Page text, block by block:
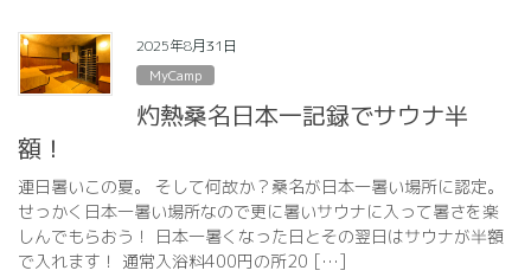
2025年8月31日
MyCamp
灼熱桑名日本一記録でサウナ半
額！
連日暑いこの夏。 そして何故か？桑名が日本一暑い場所に認定。
せっかく日本一暑い場所なので更に暑いサウナに入って暑さを楽
しんでもらおう！ 日本一暑くなった日とその翌日はサウナが半額
で入れます！ 通常入浴料400円の所20 […]